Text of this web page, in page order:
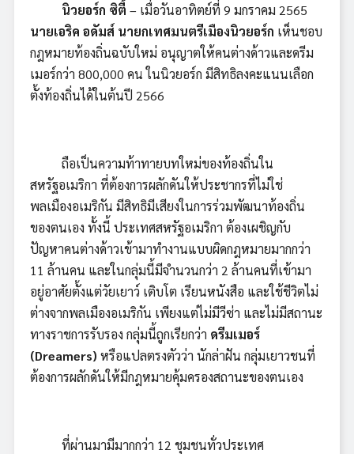
นิวยอร์ก ซิตี้ – เมื่อวันอาทิตย์ที่ 9 มกราคม 2565
นายเอริค อดัมส์ นายกเทศมนตรีเมืองนิวยอร์ก เห็นชอบ
กฎหมายท้องถิ่นฉบับใหม่ อนุญาตให้คนต่างด้าวและดรีม
เมอร์กว่า 800,000 คน ในนิวยอร์ก มีสิทธิลงคะแนนเลือก
ตั้งท้องถิ่นได้ในต้นปี 2566
ถือเป็นความท้าทายบทใหม่ของท้องถิ่นใน
สหรัฐอเมริกา ที่ต้องการผลักดันให้ประชากรที่ไม่ใช่
พลเมืองอเมริกัน มีสิทธิมีเสียงในการร่วมพัฒนาท้องถิ่น
ของตนเอง ทั้งนี้ ประเทศสหรัฐอเมริกา ต้องเผชิญกับ
ปัญหาคนต่างด้าวเข้ามาทำงานแบบผิดกฎหมายมากกว่า
11 ล้านคน และในกลุ่มนี้มีจำนวนกว่า 2 ล้านคนที่เข้ามา
อยู่อาศัยตั้งแต่วัยเยาว์ เติบโต เรียนหนังสือ และใช้ชีวิตไม่
ต่างจากพลเมืองอเมริกัน เพียงแต่ไม่มีวีซ่า และไม่มีสถานะ
ทางราชการรับรอง กลุ่มนี้ถูกเรียกว่า ดรีมเมอร์
(Dreamers) หรือแปลตรงตัวว่า นักล่าฝัน กลุ่มเยาวชนที่
ต้องการผลักดันให้มีกฎหมายคุ้มครองสถานะของตนเอง
ที่ผ่านมามีมากกว่า 12 ชุมชนทั่วประเทศ